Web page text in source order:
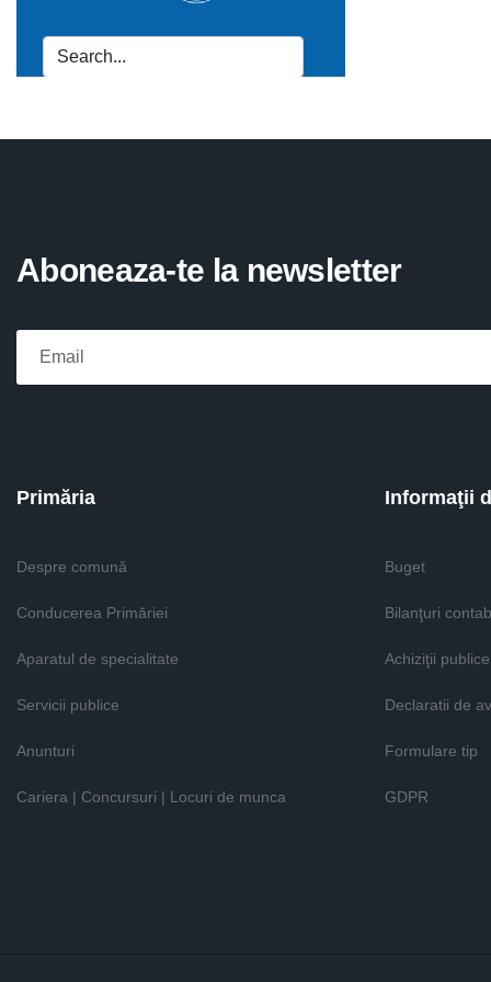
Aboneaza-te la newsletter
Primăria
Despre comună
Conducerea Primăriei
Aparatul de specialitate
Servicii publice
Anunturi
Cariera | Concursuri | Locuri de munca
Informaţii
Buget
Bilanţuri
Achiziţii publice
Declaratii de
Formulare tip
GDPR